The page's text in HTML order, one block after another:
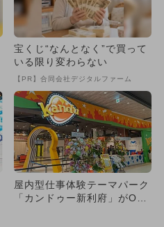
宝くじ“なんとなく”で買って
いる限り変わらない
【PR】合同会社デジタルファーム
屋内型仕事体験テーマパーク
「カンドゥー新利府」がOPE